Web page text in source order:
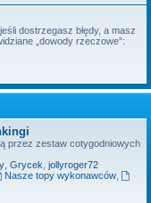
dostrzegasz błędy, a masz
„dowody rzeczowe”:
przez zestaw cotygodniowych
Grycek jollyroger72
Nasze topy wykonawców,